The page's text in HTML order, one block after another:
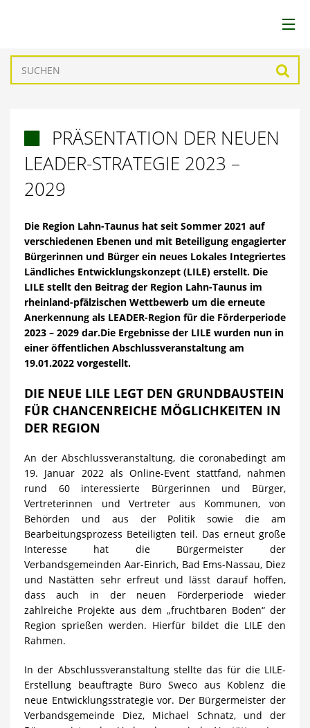
LEADER
REGION
FÖRDERUNGEN
PROJEKTE
AKTUELLES
DOWNLOADS
PRÄSENTATION DER NEUEN
LEADER-STRATEGIE 2023 –
2029
Die Region Lahn-Taunus hat seit Sommer 2021 auf
verschiedenen Ebenen und mit Beteiligung engagierter
Bürgerinnen und Bürger ein neues Lokales Integriertes
Ländliches Entwicklungskonzept (LILE) erstellt. Die
LILE stellt den Beitrag der Region Lahn-Taunus im
rheinland-pfälzischen Wettbewerb um die erneute
Anerkennung als LEADER-Region für die Förderperiode
2023 – 2029 dar.Die Ergebnisse der LILE wurden nun in
einer öffentlichen Abschlussveranstaltung am
19.01.2022 vorgestellt.
DIE NEUE LILE LEGT DEN GRUNDBAUSTEIN
FÜR CHANCENREICHE MÖGLICHKEITEN IN
DER REGION
An der Abschlussveranstaltung, die coronabedingt am
19. Januar 2022 als Online-Event stattfand, nahmen
rund 60 interessierte Bürgerinnen und Bürger,
Vertreterinnen und Vertreter aus Kommunen, von
Behörden und aus der Politik sowie die am
Bearbeitungsprozess Beteiligten teil. Das erneut große
Interesse hat die Bürgermeister der
Verbandsgemeinden Aar-Einrich, Bad Ems-Nassau, Diez
und Nastätten sehr erfreut und lässt darauf hoffen,
dass auch in der neuen Förderperiode wieder
zahlreiche Projekte aus dem „fruchtbaren Boden“ der
Region sprießen werden. Hierfür bildet die LILE den
Rahmen.
In der Abschlussveranstaltung stellte das für die LILE-
Erstellung beauftragte Büro Sweco aus Koblenz die
neue Entwicklungsstrategie vor. Der Bürgermeister der
Verbandsgemeinde Diez, Michael Schnatz, und der